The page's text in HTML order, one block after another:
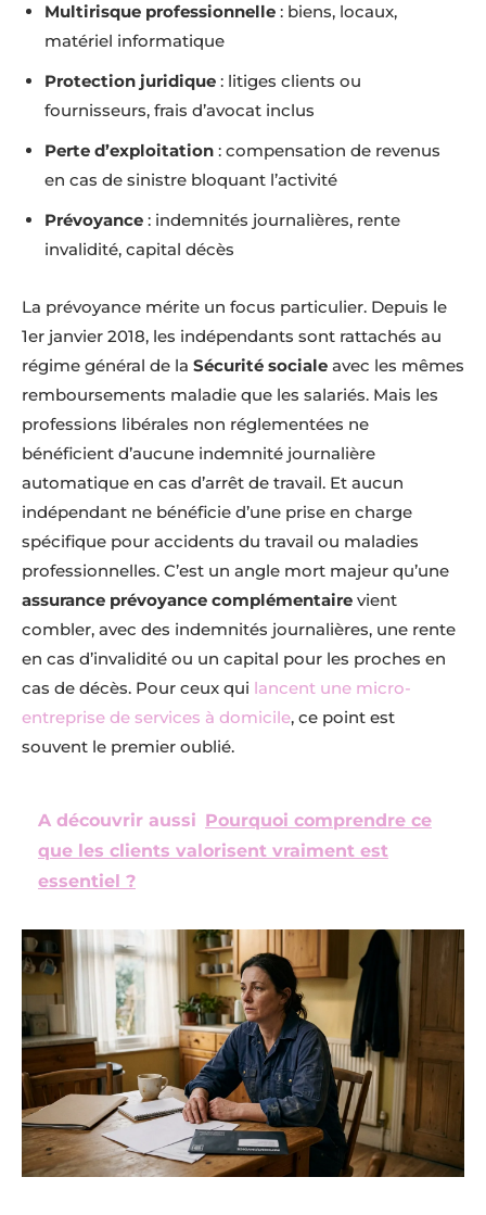
Multirisque professionnelle : biens, locaux,
matériel informatique
Protection juridique : litiges clients ou
fournisseurs, frais d’avocat inclus
Perte d’exploitation : compensation de revenus
en cas de sinistre bloquant l’activité
Prévoyance : indemnités journalières, rente
invalidité, capital décès
La prévoyance mérite un focus particulier. Depuis le
1er janvier 2018, les indépendants sont rattachés au
régime général de la Sécurité sociale avec les mêmes
remboursements maladie que les salariés. Mais les
professions libérales non réglementées ne
bénéficient d’aucune indemnité journalière
automatique en cas d’arrêt de travail. Et aucun
indépendant ne bénéficie d’une prise en charge
spécifique pour accidents du travail ou maladies
professionnelles. C’est un angle mort majeur qu’une
assurance prévoyance complémentaire vient
combler, avec des indemnités journalières, une rente
en cas d’invalidité ou un capital pour les proches en
cas de décès. Pour ceux qui lancent une micro-
entreprise de services à domicile, ce point est
souvent le premier oublié.
A découvrir aussi Pourquoi comprendre ce
que les clients valorisent vraiment est
essentiel ?